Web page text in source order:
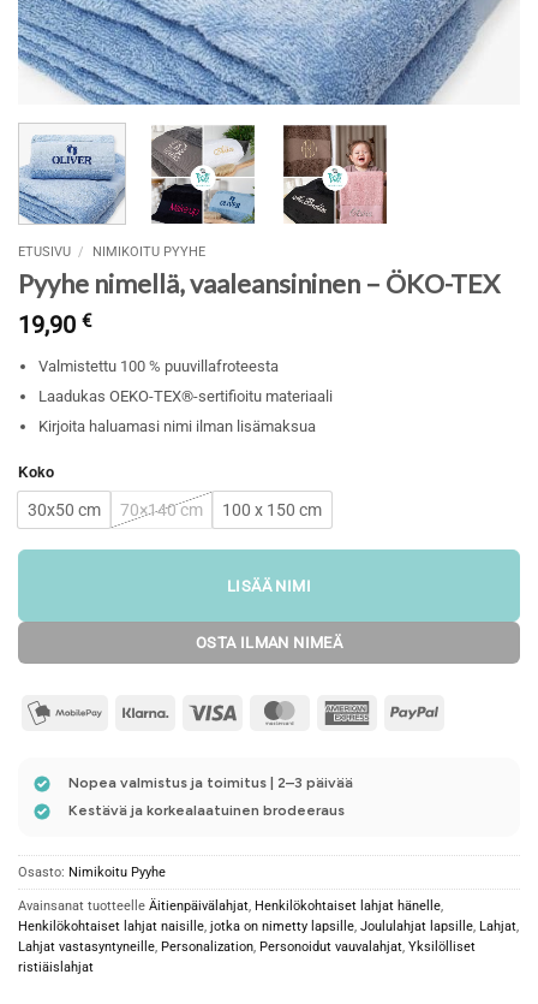
ETUSIVU / NIMIKOITU PYYHE
Pyyhe nimellä, vaaleansininen – ÖKO-TEX
19,90 €
Valmistettu 100 % puuvillafroteesta
Laadukas OEKO-TEX®-sertifioitu materiaali
Kirjoita haluamasi nimi ilman lisämaksua
Koko
30x50 cm 70×140 cm 100 x 150 cm
LISÄÄ NIMI
OSTA ILMAN NIMEÄ
mobilepay2 Klarna Visa MasterCard AmericanPayPal
Nopea valmistus ja toimitus | 2–3 päivää
Kestävä ja korkealaatuinen brodeeraus
Osasto: Nimikoitu Pyyhe
Avainsanat tuotteelle Äitienpäivälahjat Henkilökohtaiset lahjat hänelle
Henkilökohtaiset lahjat naisille jotka on nimetty lapsille Joululahjat lapsille Lahjat
Lahjat vastasyntyneille Personalization Personoidut vauvalahjat Yksilölliset
ristiäislahjat